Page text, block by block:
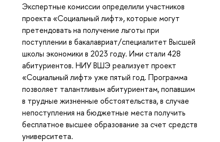
Экспертные комиссии определили участников
проекта «Социальный лифт», которые могут
претендовать на получение льготы при
поступлении в бакалавриат/специалитет Высшей
школы экономики в 2023 году. Ими стали 428
абитуриентов. НИУ ВШЭ реализует проект
«Социальный лифт» уже пятый год. Программа
позволяет талантливым абитуриентам, попавшим
в трудные жизненные обстоятельства, в случае
непоступления на бюджетные места получить
бесплатное высшее образование за счет средств
университета.